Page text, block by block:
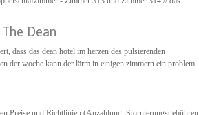
The Dean
dass das dean hotel im herzen des pulsierenden
der woche kann der lärm in einigen zimmern ein problem